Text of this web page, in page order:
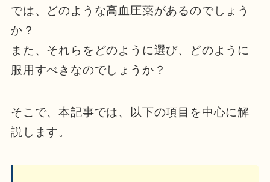
では、どのような高血圧薬があるのでしょう
か？
また、それらをどのように選び、どのように
服用すべきなのでしょうか？
そこで、本記事では、以下の項目を中心に解
説します。